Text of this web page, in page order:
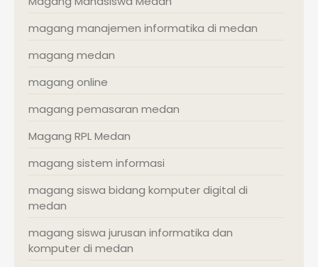
magang manajemen informatika di medan
magang medan
magang online
magang pemasaran medan
Magang RPL Medan
magang sistem informasi
magang siswa bidang komputer digital di
medan
magang siswa jurusan informatika dan
komputer di medan